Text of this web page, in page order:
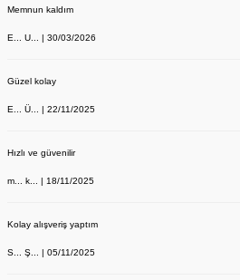
Memnun kaldım
E... U... | 30/03/2026
Güzel kolay
E... Ü... | 22/11/2025
Hızlı ve güvenilir
m... k... | 18/11/2025
Kolay alışveriş yaptım
S... Ş... | 05/11/2025